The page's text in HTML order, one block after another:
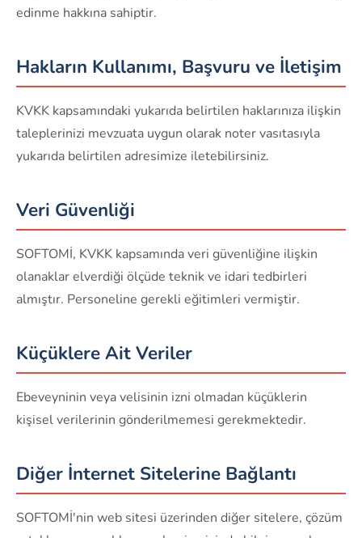
edinme hakkına sahiptir.
Hakların Kullanımı, Başvuru ve İletişim
KVKK kapsamındaki yukarıda belirtilen haklarınıza ilişkin
taleplerinizi mevzuata uygun olarak noter vasıtasıyla
yukarıda belirtilen adresimize iletebilirsiniz.
Veri Güvenliği
SOFTOMİ, KVKK kapsamında veri güvenliğine ilişkin
olanaklar elverdiği ölçüde teknik ve idari tedbirleri
almıştır. Personeline gerekli eğitimleri vermiştir.
Küçüklere Ait Veriler
Ebeveyninin veya velisinin izni olmadan küçüklerin
kişisel verilerinin gönderilmemesi gerekmektedir.
Diğer İnternet Sitelerine Bağlantı
SOFTOMİ'nin web sitesi üzerinden diğer sitelere, çözüm